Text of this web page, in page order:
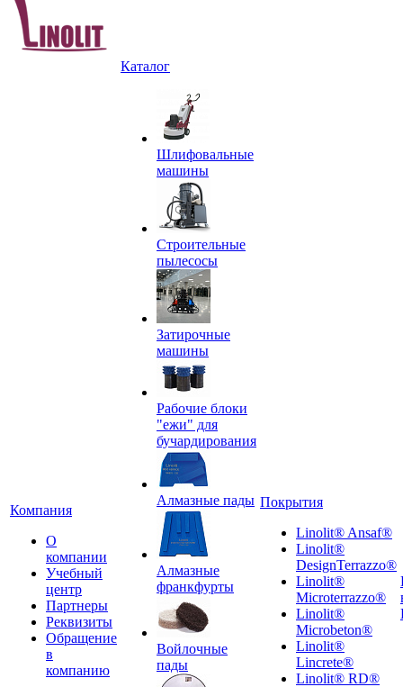
Компания
О
компании
Учебный
центр
Партнеры
Реквизиты
Обращение
в
компанию
Каталог
Шлифовальные
машины
Строительные
пылесосы
Затирочные
машины
Рабочие блоки
"ежи" для
бучардирования
Алмазные пады
Алмазные
франкфурты
Войлочные
пады
Покрытия
Linolit® Ansaf®
Linolit®
DesignTerrazzo®
Linolit®
Microterrazzo®
Linolit®
Microbeton®
Linolit®
Lincrete®
Linolit® RD®